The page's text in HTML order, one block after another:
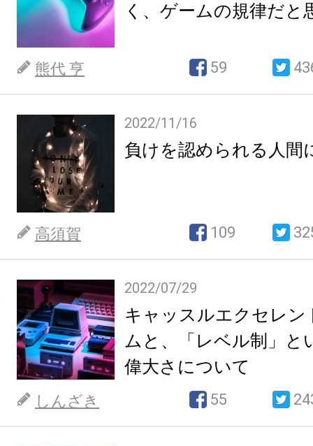
く、ゲームの規律だと
熊代 亨 59
2022/11/16
負けを認められる人間
高須賀 109
2022/07/29
キャッスルエクセレン
ムと、「レベル制」と
偉大さについて
しんざき 55